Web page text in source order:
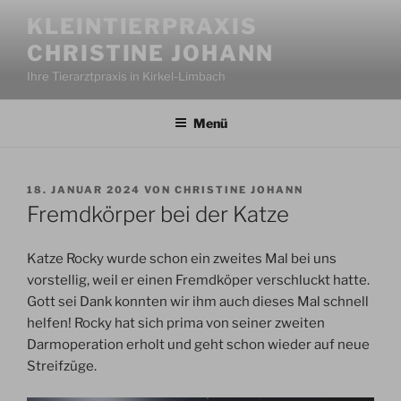
Inhalt
springen
KLEINTIERPRAXIS
CHRISTINE JOHANN
Ihre Tierarztpraxis in Kirkel-Limbach
Menü
VERÖFFENTLICHT
AM
18. JANUAR 2024 VON CHRISTINE JOHANN
Fremdkörper bei der Katze
Katze Rocky wurde schon ein zweites Mal bei uns
vorstellig, weil er einen Fremdköper verschluckt hatte.
Gott sei Dank konnten wir ihm auch dieses Mal schnell
helfen! Rocky hat sich prima von seiner zweiten
Darmoperation erholt und geht schon wieder auf neue
Streifzüge.